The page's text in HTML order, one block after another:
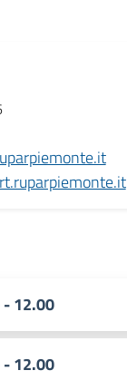
12.00
12.00